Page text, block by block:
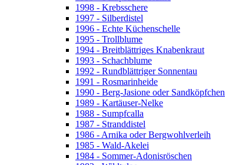
1998 - Krebsschere
1997 - Silberdistel
1996 - Echte Küchenschelle
1995 - Trollblume
1994 - Breitblättriges Knabenkraut
1993 - Schachblume
1992 - Rundblättriger Sonnentau
1991 - Rosmarinheide
1990 - Berg-Jasione oder Sandköpfchen
1989 - Kartäuser-Nelke
1988 - Sumpfcalla
1987 - Stranddistel
1986 - Arnika oder Bergwohlverleih
1985 - Wald-Akelei
1984 - Sommer-Adonisröschen